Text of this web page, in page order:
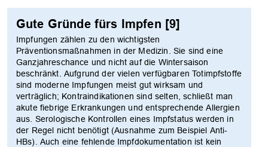
Gute Gründe fürs Impfen [9]
Impfungen zählen zu den wichtigsten
Präventionsmaßnahmen in der Medizin. Sie sind eine
Ganzjahreschance und nicht auf die Wintersaison
beschränkt. Aufgrund der vielen verfügbaren Totimpfstoffe
sind moderne Impfungen meist gut wirksam und
verträglich; Kontraindikationen sind selten, schließt man
akute fiebrige Erkrankungen und entsprechende Allergien
aus. Serologische Kontrollen eines Impfstatus werden in
der Regel nicht benötigt (Ausnahme zum Beispiel Anti-
HBs). Auch eine fehlende Impfdokumentation ist kein